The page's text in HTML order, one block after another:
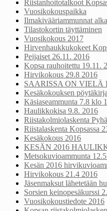
Riistanhoitotalkoot
Vuosikokouspaikka
Ilmakivääriammunnat
Tilastokortin täyttäminen
Vuosikokous 2017
Hirvenhaukkukokeet
Peijaiset 26.11. 2016
Kopsa rauhoitettu 19.11.
Hirvikokous 29.8 2016
SAARISSA ON VIELÄ
Kesäkokouksen
Käsiaseammunta 7.8 klo
Haulikkokisa 9.8. 2016
Riistakolmiolaskenta
Riistalaskenta Kopsassa
Kesäkokous 2016
KESÄN 2016
Metsokuvioammunta
Kesän 2016
Hirvikokous 21.4 2016
Jäsenmaksut lähetetään
Sorsien keinopesäkurssi
Vuosikokoustiedote 2016